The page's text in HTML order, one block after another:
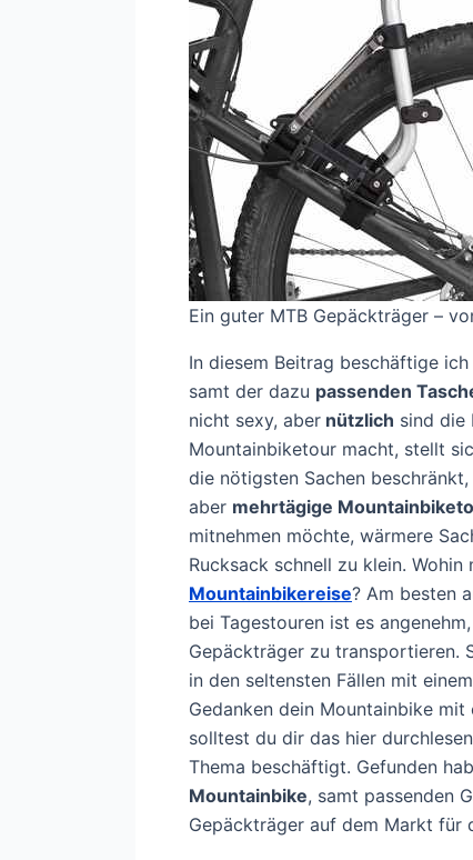
Ein guter MTB Gepäckträger –
In diesem Beitrag beschäftige
samt der dazu passenden
nicht sexy, aber nützlich sind die
Mountainbiketour macht, stellt
die nötigsten Sachen
aber mehrtägige
mitnehmen möchte, wärmere
Rucksack schnell zu klein.
Mountainbikereise? Am besten
bei Tagestouren ist es
Gepäckträger zu transportieren.
in den seltensten Fällen mit
Gedanken dein Mountainbike mit
solltest du dir das hier
Thema beschäftigt. Gefunden
Mountainbike, samt passenden
Gepäckträger auf dem Markt für